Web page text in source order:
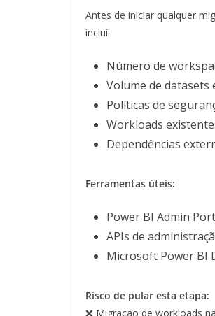
Antes de iniciar qualquer
inclui:
Número de
Volume de
Políticas de
Workloads
Dependências
Ferramentas úteis:
Power BI Admin
APIs de
Microsoft Power BI
Risco de pular esta etapa:
❌ Migração de workloads